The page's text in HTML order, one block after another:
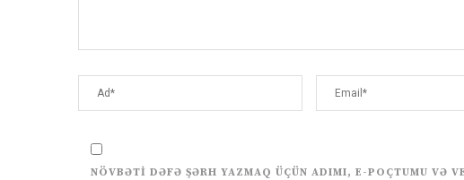
NÖVBƏTI DƏFƏ ŞƏRH YAZMAQ ÜÇÜN ADIMI, E-POÇTUMU VƏ